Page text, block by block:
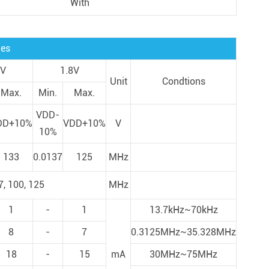
With
1.8V
Unit
Condtions
Max.
Min. Max.
VDD-
10%
VDD+10% V
133 0.0137 125 MHz
100, 125 MHz
1 - 1
mA
13.7kHz~70kHz
8
- 7
0.3125MHz~35.328MHz
18
- 15 30MHz~75MHz